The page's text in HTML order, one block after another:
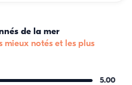
de la mer
mieux notés et les plus
5.00